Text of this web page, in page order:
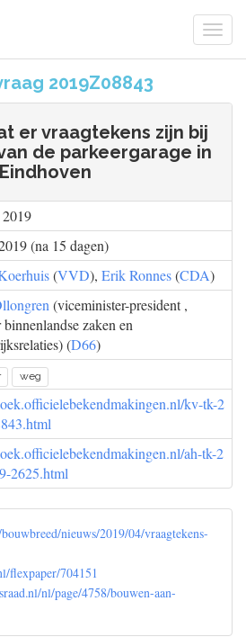
2019Z08843
er vraagtekens zijn bij
de parkeergarage in
Eindhoven
(na 15 dagen)
(VVD), Erik Ronnes(CDA)
(viceminister-president ,
zaken en
(D66)
weg
kv-tk-2
ah-tk-2
2625.html
nieuws/2019/04/vraagtekens-
flexpaper/704151
nl/page/4758/bouwen-aan-